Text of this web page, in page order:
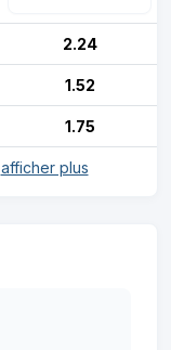
2.24
1.52
1.75
afficher plus